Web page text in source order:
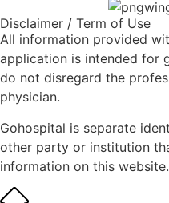
Disclaimer / Term of Use
All information provided
application is intended for
do not disregard the
physician.
Gohospital is separate
other party or institution
information on this website.